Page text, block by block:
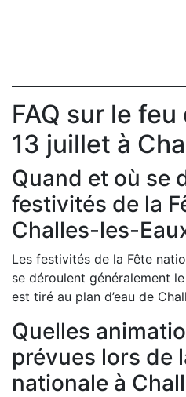
FAQ sur le feu
13 juillet à
Quand et où se
festivités de la
Challes-les-
Les festivités de la Fête
se déroulent généralement
est tiré au plan d’eau de
Quelles
prévues lors de
nationale à